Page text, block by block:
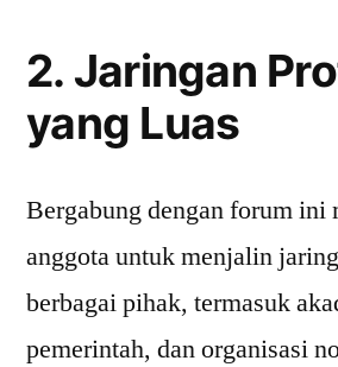
2. Jaringan
yang Luas
Bergabung dengan forum ini
anggota untuk menjalin
berbagai pihak, termasuk
pemerintah, dan organisasi